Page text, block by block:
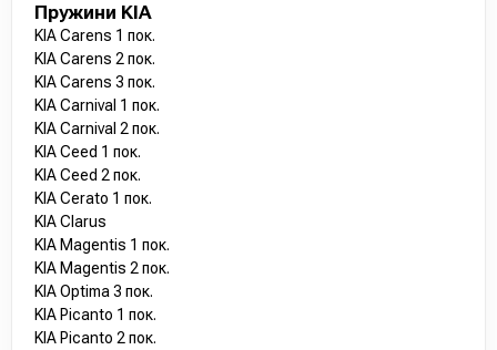
Пружини KIA
KIA Carens 1 пок.
KIA Carens 2 пок.
KIA Carens 3 пок.
KIA Carnival 1 пок.
KIA Carnival 2 пок.
KIA Ceed 1 пок.
KIA Ceed 2 пок.
KIA Cerato 1 пок.
KIA Clarus
KIA Magentis 1 пок.
KIA Magentis 2 пок.
KIA Optima 3 пок.
KIA Picanto 1 пок.
KIA Picanto 2 пок.